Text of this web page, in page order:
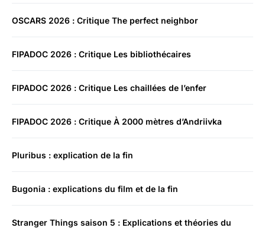
OSCARS 2026 : Critique The perfect neighbor
FIPADOC 2026 : Critique Les bibliothécaires
FIPADOC 2026 : Critique Les chaillées de l’enfer
FIPADOC 2026 : Critique À 2000 mètres d’Andriivka
Pluribus : explication de la fin
Bugonia : explications du film et de la fin
Stranger Things saison 5 : Explications et théories du